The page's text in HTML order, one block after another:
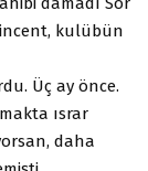
kulübün
Üç ay önce.
ısrar
daha